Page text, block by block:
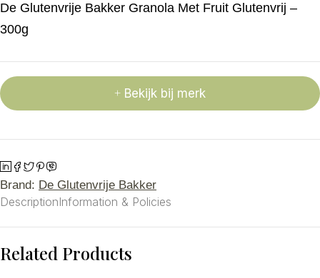
De Glutenvrije Bakker Granola Met Fruit Glutenvrij –
300g
Bekijk bij merk
Brand: De Glutenvrije Bakker
DescriptionInformation & Policies
Related Products